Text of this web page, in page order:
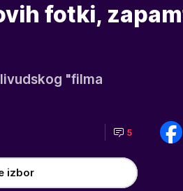
fotki,
"filma
5
izbor